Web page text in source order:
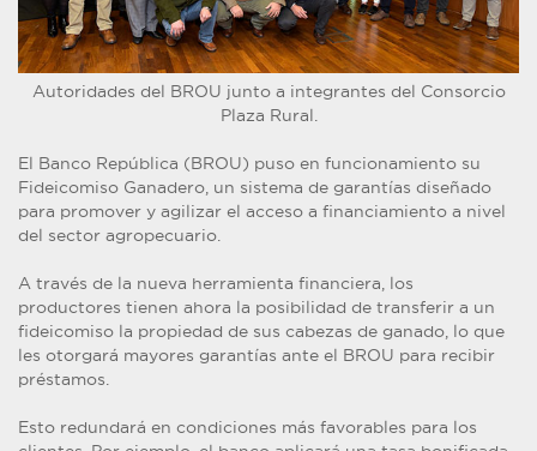
Autoridades del BROU junto a integrantes del Consorcio
Plaza Rural.
El Banco República (BROU) puso en funcionamiento su
Fideicomiso Ganadero, un sistema de garantías diseñado
para promover y agilizar el acceso a financiamiento a nivel
del sector agropecuario.
A través de la nueva herramienta financiera, los
productores tienen ahora la posibilidad de transferir a un
fideicomiso la propiedad de sus cabezas de ganado, lo que
les otorgará mayores garantías ante el BROU para recibir
préstamos.
Esto redundará en condiciones más favorables para los